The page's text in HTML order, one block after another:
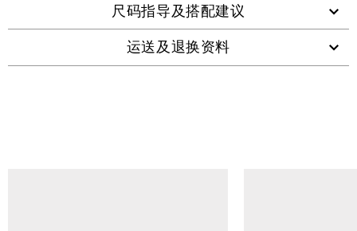
尺码指导及搭配建议
运送及退换资料